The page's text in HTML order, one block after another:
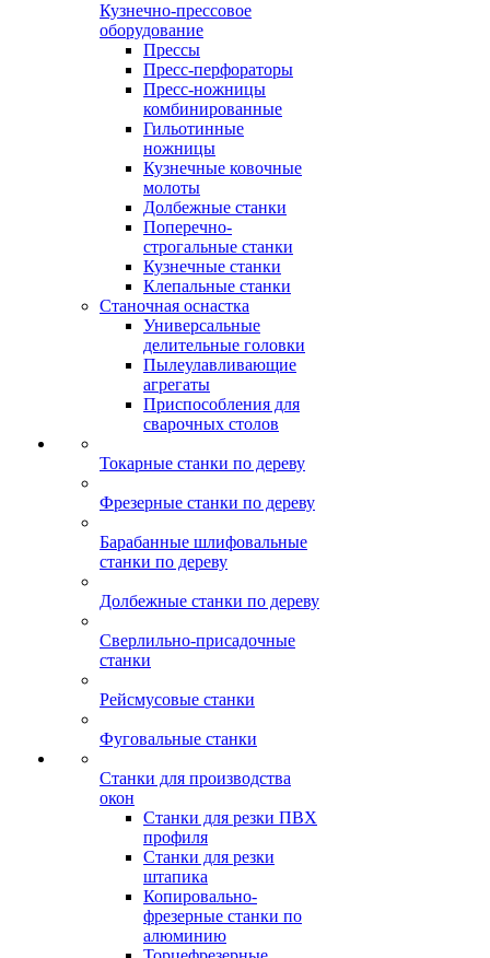
Кузнечно-прессовое
оборудование
Прессы
Пресс-перфораторы
Пресс-ножницы
комбинированные
Гильотинные
ножницы
Кузнечные ковочные
молоты
Долбежные станки
Поперечно-
строгальные станки
Кузнечные станки
Клепальные станки
Станочная оснастка
Универсальные
делительные головки
Пылеулавливающие
агрегаты
Приспособления для
сварочных столов
Токарные станки по дереву
Фрезерные станки по дереву
Барабанные шлифовальные
станки по дереву
Долбежные станки по дереву
Сверлильно-присадочные
станки
Рейсмусовые станки
Фуговальные станки
Станки для производства
окон
Станки для резки ПВХ
профиля
Станки для резки
штапика
Копировально-
фрезерные станки по
алюминию